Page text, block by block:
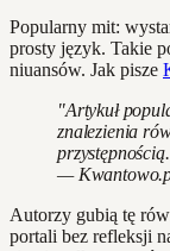
Popularny mit:
prosty język. Takie
niuansów. Jak pisze
"Artykuł
znalezienia
—
Autorzy gubią tę
portali bez refleksji